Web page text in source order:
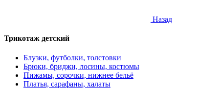
Назад
Трикотаж детский
Блузки, футболки, толстовки
Брюки, бриджи, лосины, костюмы
Пижамы, сорочки, нижнее бельё
Платья, сарафаны, халаты